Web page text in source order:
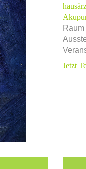
Raum
Jetzt